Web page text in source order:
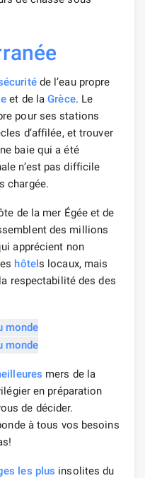
de l’eau propre
et de laGrèce. Le
pour ses stations
d’affilée, et trouver
baie qui a été
n’est pas difficile
chargée.
de la mer Égée et de
des millions
apprécient non
hôtels locaux, mais
respectabilité des des
mers de la
en préparation
de décider.
à tous vos besoins
les plus insolites du